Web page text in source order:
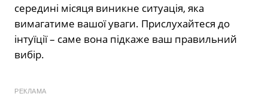
середині місяця виникне ситуація, яка
вимагатиме вашої уваги. Прислухайтеся до
інтуїції – саме вона підкаже ваш правильний
вибір.
РЕКЛАМА